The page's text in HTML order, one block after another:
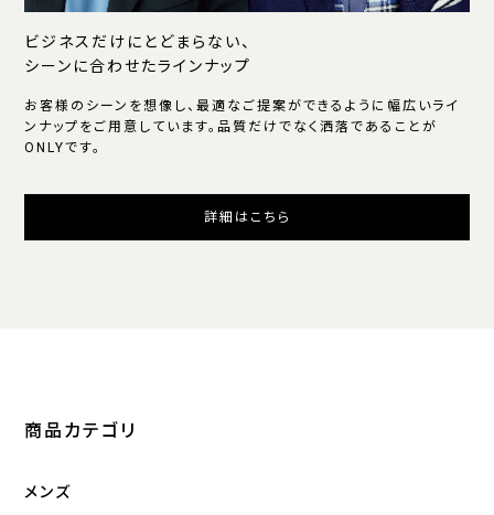
ビジネスだけにとどまらない、
シーンに合わせたラインナップ
お客様のシーンを想像し、最適なご提案ができるように幅広いライ
ンナップをご用意しています。品質だけでなく洒落であることが
ONLYです。
詳細はこちら
商品カテゴリ
メンズ